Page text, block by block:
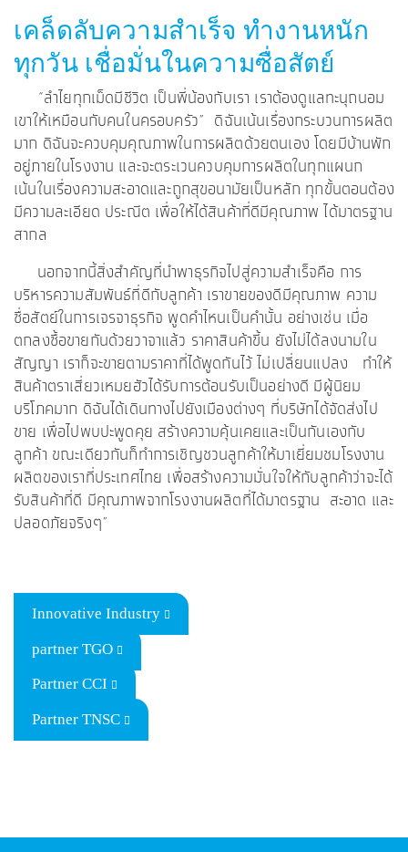
เคล็ดลับความสำเร็จ ทำงานหนัก
ทุกวัน เชื่อมั่นในความซื่อสัตย์
“ลำไยทุกเม็ดมีชีวิต เป็นพี่น้องกับเรา เราต้องดูแลทะนุถนอม
เขาให้เหมือนกับคนในครอบครัว” ดิฉันเน้นเรื่องกระบวนการผลิต
มาก ดิฉันจะควบคุมคุณภาพในการผลิตด้วยตนเอง โดยมีบ้านพัก
อยู่ภายในโรงงาน และจะตระเวนควบคุมการผลิตในทุกแผนก
เน้นในเรื่องความสะอาดและถูกสุขอนามัยเป็นหลัก ทุกขั้นตอนต้อง
มีความละเอียด ประณีต เพื่อให้ได้สินค้าที่ดีมีคุณภาพ ได้มาตรฐาน
สากล
นอกจากนี้สิ่งสำคัญที่นำพาธุรกิจไปสู่ความสำเร็จคือ การ
บริหารความสัมพันธ์ที่ดีกับลูกค้า เราขายของดีมีคุณภาพ ความ
ซื่อสัตย์ในการเจรจาธุรกิจ พูดคำไหนเป็นคำนั้น อย่างเช่น เมื่อ
ตกลงซื้อขายกันด้วยวาจาแล้ว ราคาสินค้าขี้น ยังไม่ได้ลงนามใน
สัญญา เราก็จะขายตามราคาที่ได้พูดกันไว้ ไม่เปลี่ยนแปลง ทำให้
สินค้าตราเสี่ยวเหมยฮัวได้รับการต้อนรับเป็นอย่างดี มีผู้นิยม
บริโภคมาก ดิฉันได้เดินทางไปยังเมืองต่างๆ ที่บริษัทได้จัดส่งไป
ขาย เพื่อไปพบปะพูดคุย สร้างความคุ้นเคยและเป็นกันเองกับ
ลูกค้า ขณะเดียวกันก็ทำการเชิญชวนลูกค้าให้มาเยี่ยมชมโรงงาน
ผลิตของเราที่ประเทศไทย เพื่อสร้างความมั่นใจให้กับลูกค้าว่าจะได้
รับสินค้าที่ดี มีคุณภาพจากโรงงานผลิตที่ได้มาตรฐาน สะอาด และ
ปลอดภัยจริงๆ”
Innovative Industry
partner TGO
Partner CCI
Partner TNSC